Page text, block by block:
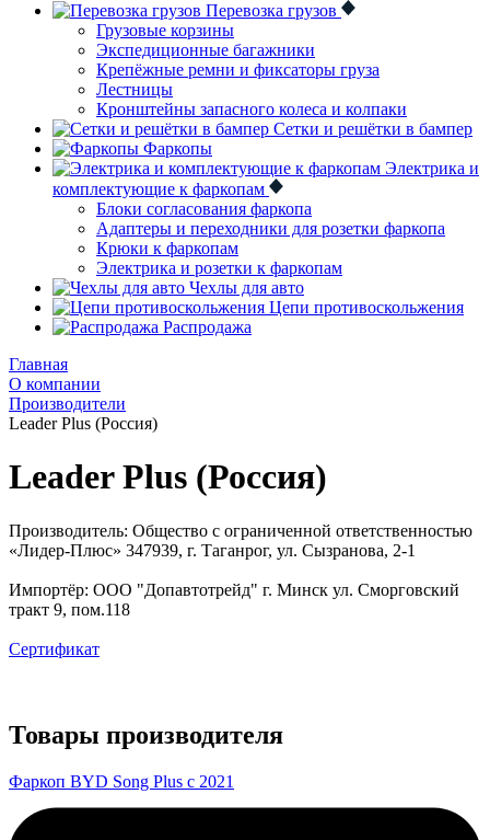
Перевозка грузов
Грузовые корзины
Экспедиционные багажники
Крепёжные ремни и фиксаторы груза
Лестницы
Кронштейны запасного колеса и колпаки
Сетки и решётки в бампер
Фаркопы
Электрика и
комплектующие к фаркопам
Блоки согласования фаркопа
Адаптеры и переходники для розетки фаркопа
Крюки к фаркопам
Электрика и розетки к фаркопам
Чехлы для авто
Цепи противоскольжения
Распродажа
Главная
О компании
Производители
Leader Plus (Россия)
Leader Plus (Россия)
Производитель: Общество с ограниченной ответственностью
«Лидер-Плюс» 347939, г. Таганрог, ул. Сызранова, 2-1
Импортёр: ООО "Допавтотрейд" г. Минск ул. Сморговский
тракт 9, пом.118
Сертификат
Товары производителя
Фаркоп BYD Song Plus с 2021